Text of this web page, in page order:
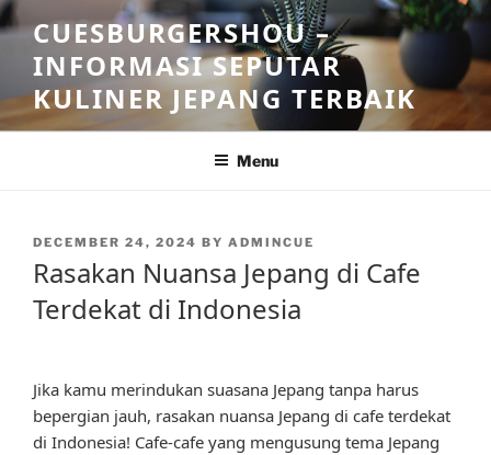
Skip
to
content
CUESBURGERSHOU –
INFORMASI SEPUTAR
KULINER JEPANG TERBAIK
Menu
POSTED
DECEMBER 24, 2024 BY ADMINCUE
Rasakan Nuansa Jepang di Cafe
Terdekat di Indonesia
Jika kamu merindukan suasana Jepang tanpa harus
bepergian jauh, rasakan nuansa Jepang di cafe terdekat
di Indonesia! Cafe-cafe yang mengusung tema Jepang